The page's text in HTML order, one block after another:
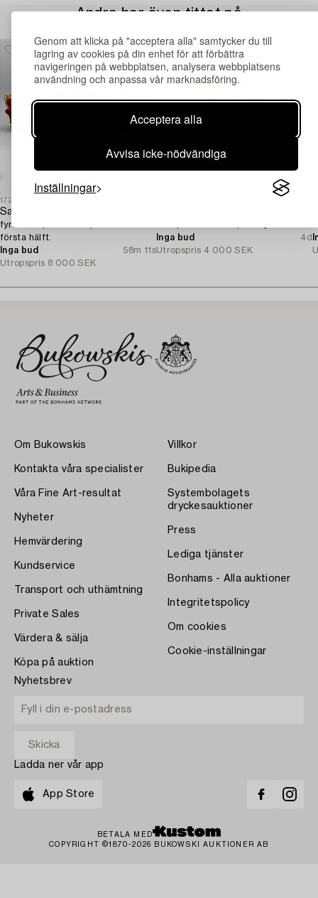
Genom att klicka på "acceptera alla" samtycker du till
lagring av cookies på din enhet för att förbättra
navigeringen på webbplatsen, analysera webbplatsens
användning och anpassa vår marknadsföring.
Acceptera alla
Avvisa icke-nödvändiga
Inställningar
Andra har även tittat på
1729755
Salongsgrupp,
fyra delar, rokokostil, 1900-talets
första hälft.
Inga bud
58m 11s
Utropspris 8 000 SEK
Inga bud
4d
Utropspris 4 000 SEK
Om Bukowskis
Kontakta våra specialister
Våra Fine Art-resultat
Nyheter
Hemvärdering
Kundservice
Transport och uthämtning
Private Sales
Värdera & sälja
Köpa på auktion
Villkor
Bukipedia
Systembolagets
dryckesauktioner
Press
Lediga tjänster
Bonhams - Alla auktioner
Integritetspolicy
Om cookies
Cookie-inställningar
Nyhetsbrev
Ladda ner vår app
App Store
BETALA MED
COPYRIGHT ©1870-2026 BUKOWSKI AUKTIONER AB